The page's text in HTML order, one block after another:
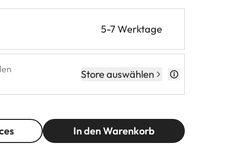
5-7 Werktage
Store auswählen
In den Warenkorb